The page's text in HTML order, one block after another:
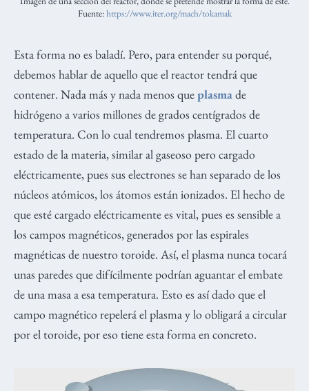
Fuente:https://www.iter.org/mach/tokamak
Esta forma no es baladí. Pero, para entender su porqué,
debemos hablar de aquello que el reactor tendrá que
contener. Nada más y nada menos queplasma de
hidrógeno a varios millones de grados centígrados de
temperatura. Con lo cual tendremos plasma. El cuarto
estado de la materia, similar al gaseoso pero cargado
eléctricamente, pues sus electrones se han separado de los
núcleos atómicos, los átomos están ionizados. El hecho de
que esté cargado eléctricamente es vital, pues es sensible a
los campos magnéticos, generados por las espirales
magnéticas de nuestro toroide. Así, el plasma nunca tocará
unas paredes que difícilmente podrían aguantar el embate
de una masa a esa temperatura. Esto es así dado que el
campo magnético repelerá el plasma y lo obligará a circular
por el toroide, por eso tiene esta forma en concreto.